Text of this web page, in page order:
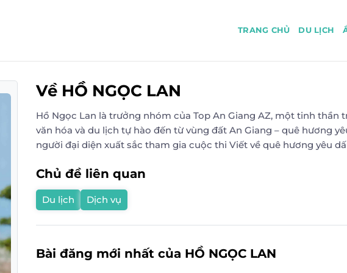
TRANG CHỦ DU LỊCH
Về HỒ NGỌC LAN
Hồ Ngọc Lan là trưởng nhóm của Top An Giang AZ, một tinh thần
văn hóa và du lịch tự hào đến từ vùng đất An Giang – quê hương
người đại diện xuất sắc tham gia cuộc thi Viết về quê hương yêu
Chủ đề liên quan
Du lịch Dịch vụ
Bài đăng mới nhất của HỒ NGỌC LAN